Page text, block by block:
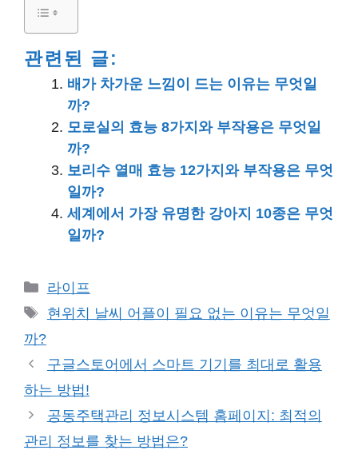
관련된 글:
배가 차가운 느낌이 드는 이유는 무엇일
까?
모로실의 효능 8가지와 부작용은 무엇일
까?
보리수 열매 효능 12가지와 부작용은 무엇
일까?
세계에서 가장 유명한 강아지 10종은 무엇
일까?
카
테
리
라이프
태
그
현위치 날씨 어플이 필요 없는 이유는 무엇일
까?
구글스토어에서 스마트 기기를 최대로 활용
하는 방법!
공동주택관리 정보시스템 홈페이지: 최적의
관리 정보를 찾는 방법은?